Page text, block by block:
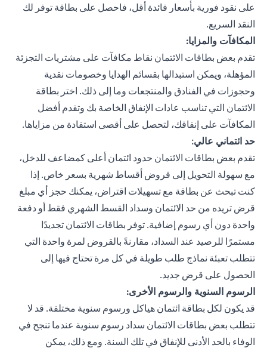
على نقود فورية بأسعار فائدة أقل، فاحصل على بطاقة توفر لك
النقد السريع.
المكافآت والمزايا:
تقدم بعض بطاقات الائتمان نقاط مكافآت على مشتريات التجزئة
المؤهلة، ويمكن استبدالها بقسائم الهدايا وخصومات نقدية
وحجوزات في الفنادق والمنتجعات وما إلى ذلك. اختر بطاقة
الائتمان التي تناسب عادات الإنفاق الخاصة بك وتقدم أفضل
المكافآت على إنفاقك، لتحصل على أقصى استفادة من مزاياها.
حد ائتماني عالي:
تقدم بعض بطاقات الائتمان حدود ائتمان أعلى كمضاعف للدخل،
مع سهولة التحويل إلى قروض أقساط شهرية بسعر خاص. إذا
كنت تبحث عن بطاقة مع تسهيلات اقتراض، يمكنك حجز أي مبلغ
قرض تريده من حد الائتمان وسداد القسط الشهري فقط أو دفعة
واحدة دون أي رسوم إضافية. توفر بطاقات الائتمان تجديدًا
مستمرًا للرصيد عند السداد، مقارنةً بالقروض لمرة واحدة التي
تتطلب تعبئة نماذج طلب طويلة في كل مرة تحتاج فيها إلى
الحصول على قرض جديد.
الرسوم السنوية والرسوم الأخرى:
قد يكون لكل بطاقة ائتمان هياكل ورسوم سنوية مختلفة. قد لا
تتطلب بعض بطاقات الائتمان سداد رسوم سنوية عندما تنجح في
الوفاء بالحد الأدنى للإنفاق في تلك السنة. ومع ذلك، يمكن